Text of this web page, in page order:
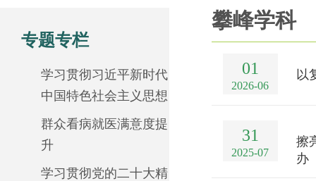
专题专栏
学习贯彻习近平新时代
中国特色社会主义思想
群众看病就医满意度提
升
学习贯彻党的二十大精
攀峰学科
01
2026-06
以
31
2025-07
擦
办